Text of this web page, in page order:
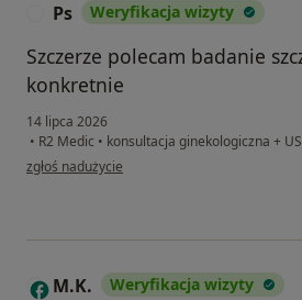
Ps Weryfikacja wizyty
Szczerze polecam badanie
konkretnie
14 lipca 2026
• R2 Medic • konsultacja ginekologiczna +
w opinii użytkownika Ps
zgłoś nadużycie
M M.K. Weryfikacja wizyty